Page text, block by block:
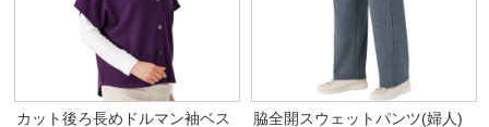
カット後ろ長めドルマン袖ベス
脇全開スウェットパンツ(婦人)